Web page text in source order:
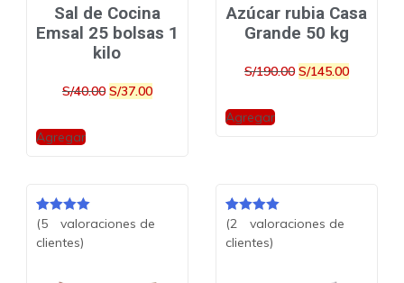
Sal de Cocina
Emsal 25 bolsas 1
kilo
S/40.00 S/37.00
Agregar
Azúcar rubia Casa
Grande 50 kg
S/190.00 S/145.00
Agregar
Valorado
con5.00de
5
(5
valoraciones de
clientes)
Valorado
con5.00
2
(2
valoraciones de
clientes)